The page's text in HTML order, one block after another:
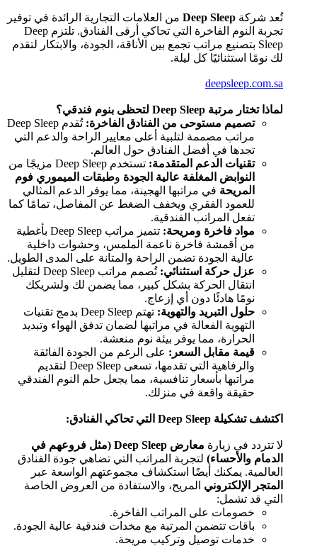
تُعد شركة Deep Sleep من العلامات التجارية الرائدة في توفير
تجربة النوم الفاخرة التي تحاكي أرقى الفنادق. تلتزم Deep
Sleep بتصنيع مراتب تجمع بين الأناقة، الجودة، والابتكار لتقدم
لك نومًا استثنائيًا كل ليلة.
deepsleep.com.sa
لماذا تختار مرتبة Deep Sleep لتحظى بنوم فندقي؟
تصميم مستوحى من الفنادق الفاخرة:
تُقدم Deep Sleep
مراتب مصممة لتلبية أعلى معايير الراحة والدعم التي
تجدها في أفضل الفنادق حول العالم.
تقنيات الدعم المتقدمة: تستخدم Deep Sleep مزيجًا من
النوابض المغلفة عالية الجودة وطبقات الميموري فوم
المريحة في مراتبها الهجينة، مما يوفر الدعم المثالي
للعمود الفقري ويخفف الضغط عن المفاصل، تمامًا كما
تفعل المراتب الفندقية.
مواد فاخرة ومريحة:
تتميز مراتب Deep Sleep بأغطية
من أقمشة فاخرة ناعمة الملمس، وحشوات داخلية
عالية الجودة تضمن الراحة والمتانة على المدى الطويل.
عزل حركة استثنائي:
تُصمم مراتب Deep Sleep لتقليل
انتقال الحركة بشكل كبير، مما يضمن لك ولشريكك
نومًا هادئًا دون أي إزعاج.
حلول التبريد والتهوية:
تهتم Deep Sleep بدمج تقنيات
التهوية الفعالة في مراتبها لضمان تدفق الهواء وتبديد
الحرارة، مما يوفر بيئة نوم منعشة.
قيمة مقابل السعر: على الرغم من الجودة الفائقة
والرفاهية التي تقدمها، تسعى Deep Sleep لتقديم
مراتبها بأسعار تنافسية، مما يجعل حلم النوم الفندقي
حقيقة واقعة في منزلك.
اكتشف تشكيلة Deep Sleep التي تحاكي الفنادق:
لا تتردد في زيارة
معارض Deep Sleep (مثل فروعهم في
الدمام والأحساء) لتجربة المراتب التي تضاهي جودة الفنادق
العالمية. يمكنك أيضًا استكشاف مجموعتهم الواسعة عبر
المتجر الإلكتروني المريح، والاستفادة من العروض الخاصة
التي قد تشمل:
خصومات على المراتب الفاخرة.
باقات تتضمن المرتبة مع مخدات فندقية عالية الجودة.
خدمات توصيل وتركيب مريحة.